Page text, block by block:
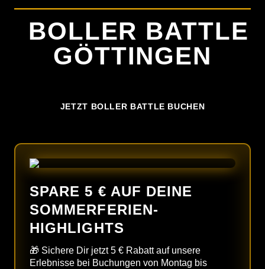
FAQ
BOLLER BATTLE
GÖTTINGEN
JETZT BOLLER BATTLE BUCHEN
SPARE 5 € AUF DEINE
SOMMERFERIEN-
HIGHLIGHTS
🎁 Sichere Dir jetzt 5 € Rabatt auf unsere
Erlebnisse bei Buchungen von Montag bis